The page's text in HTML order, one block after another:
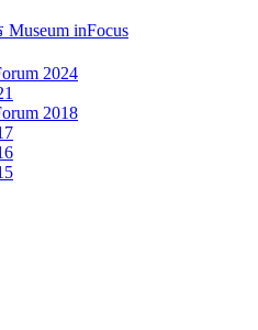
inFocus
2024
2018